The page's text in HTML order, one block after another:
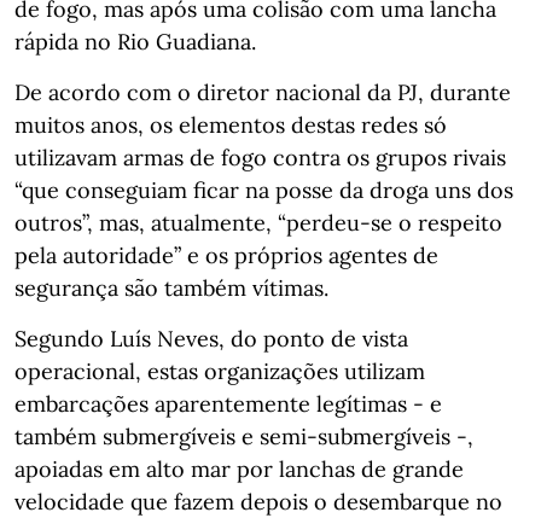
de fogo, mas após uma colisão com uma lancha
rápida no Rio Guadiana.
De acordo com o diretor nacional da PJ, durante
muitos anos, os elementos destas redes só
utilizavam armas de fogo contra os grupos rivais
“que conseguiam ficar na posse da droga uns dos
outros”, mas, atualmente, “perdeu-se o respeito
pela autoridade” e os próprios agentes de
segurança são também vítimas.
Segundo Luís Neves, do ponto de vista
operacional, estas organizações utilizam
embarcações aparentemente legítimas - e
também submergíveis e semi-submergíveis -,
apoiadas em alto mar por lanchas de grande
velocidade que fazem depois o desembarque no